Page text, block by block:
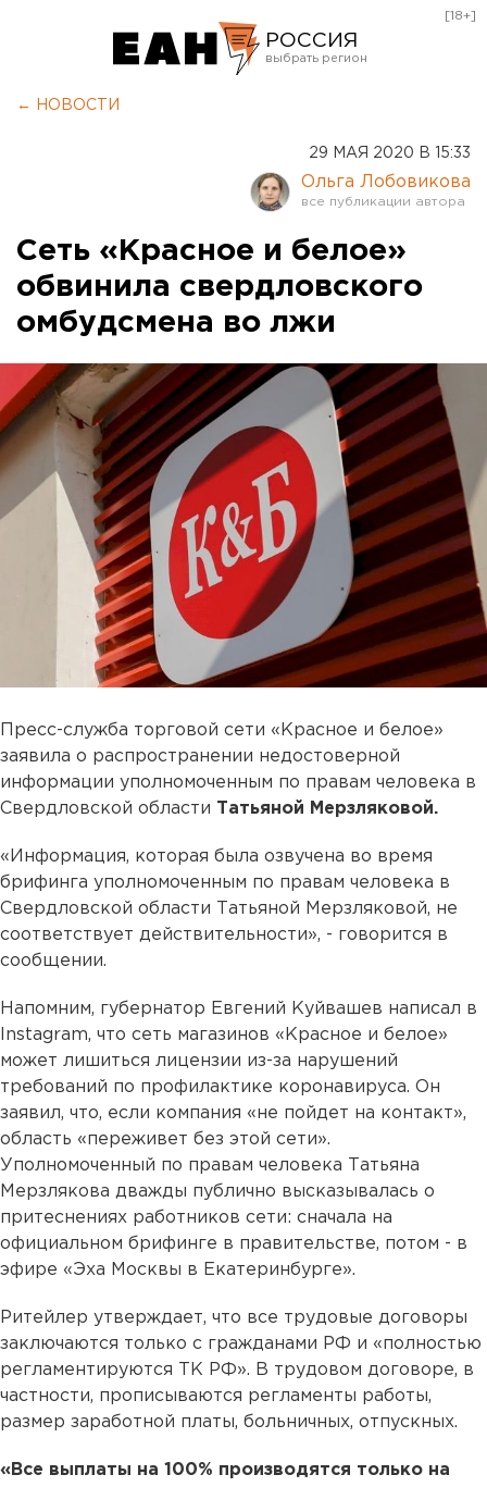
РОССИЯ
Курган
Оренбург
[18+]
← НОВОСТИ
29 МАЯ 2020 В 15:33
Ольга Лобовикова
Сеть «Красное и белое»
обвинила свердловского
омбудсмена во лжи
Пресс-служба торговой сети «Красное и белое»
заявила о распространении недостоверной
информации уполномоченным по правам человека в
Свердловской области Татьяной Мерзляковой.
«Информация, которая была озвучена во время
брифинга уполномоченным по правам человека в
Свердловской области Татьяной Мерзляковой, не
соответствует действительности», - говорится в
сообщении.
Напомним, губернатор Евгений Куйвашев написал в
Instagram, что сеть магазинов «Красное и белое»
может лишиться лицензии из-за нарушений
требований по профилактике коронавируса. Он
заявил, что, если компания «не пойдет на контакт»,
область «переживет без этой сети».
Уполномоченный по правам человека Татьяна
Мерзлякова дважды публично высказывалась о
притеснениях работников сети: сначала на
официальном брифинге в правительстве, потом - в
эфире «Эха Москвы в Екатеринбурге».
Ритейлер утверждает, что все трудовые договоры
заключаются только с гражданами РФ и «полностью
регламентируются ТК РФ». В трудовом договоре, в
частности, прописываются регламенты работы,
размер заработной платы, больничных, отпускных.
«Все выплаты на 100% производятся только на